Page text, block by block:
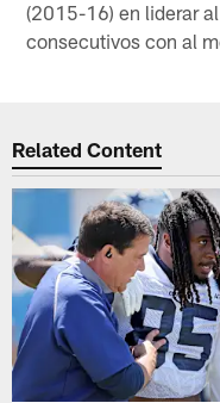
(2015-16) en liderar
consecutivos con al
Related Content